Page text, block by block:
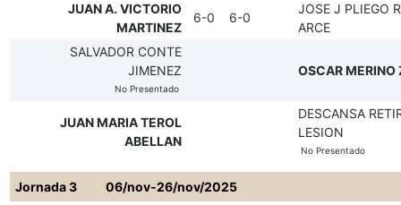
JUAN A. VICTORIO
MARTINEZ
6-0 6-0
JOSE J PLIEGO
ARCE
SALVADOR CONTE
JIMENEZ
No Presentado
OSCAR MERINO
JUAN MARIA TEROL
ABELLAN
DESCANSA
LESION
No Presentado
Jornada 3
06/nov-26/nov/2025